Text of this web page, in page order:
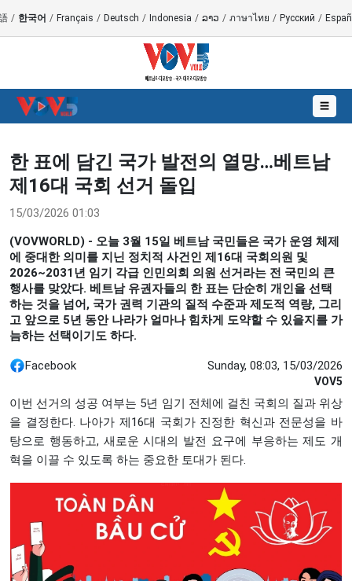
/ 한국어 / Français / Deutsch / Indonesia / ລາວ / ภาษาไทย / Русский /
☰
한 표에 담긴 국가 발전의 열망…베트남
제16대 국회 선거 돌입
15/03/2026 01:03
(VOVWORLD) - 오늘 3월 15일 베트남 국민들은 국가 운영 체제
에 중대한 의미를 지닌 정치적 사건인 제16대 국회의원 및
2026~2031년 임기 각급 인민의회 의원 선거라는 전 국민의 큰
행사를 맞았다. 베트남 유권자들의 한 표는 단순히 개인을 선택
하는 것을 넘어, 국가 권력 기관의 질적 수준과 제도적 역량, 그리
고 앞으로 5년 동안 나라가 얼마나 힘차게 도약할 수 있을지를 가
늠하는 선택이기도 하다.
Facebook Sunday, 08:03, 15/03/2026
VOV5
이번 선거의 성공 여부는 5년 임기 전체에 걸친 국회의 질과 위상
을 결정한다. 나아가 제16대 국회가 진정한 혁신과 전문성을 바
탕으로 행동하고, 새로운 시대의 발전 요구에 부응하는 제도 개
혁을 이끌 수 있도록 하는 중요한 토대가 된다.